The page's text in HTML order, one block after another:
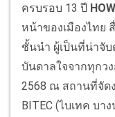
ครบรอบ 13 ปี
หน้าของเมืองไทย
ชั้นนำ ผู้เป็นที่น่าจั
บันดาลใจจากทุกว
2568 ณ สถานที่จัด
BITEC (ไบเทค บา